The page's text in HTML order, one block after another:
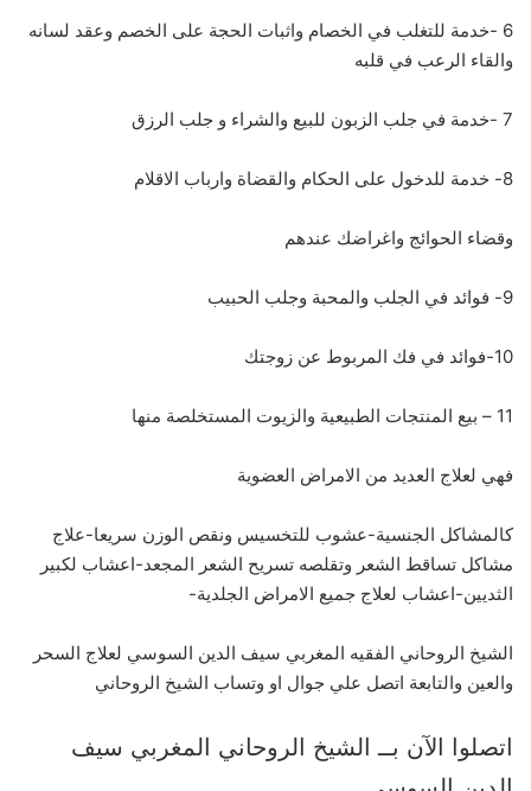
6 -خدمة للتغلب في الخصام واثبات الحجة على الخصم وعقد لسانه
والقاء الرعب في قلبه
7 -خدمة في جلب الزبون للبيع والشراء و جلب الرزق
8- خدمة للدخول على الحكام والقضاة وارباب الاقلام
وقضاء الحوائج واغراضك عندهم
9- فوائد في الجلب والمحبة وجلب الحبيب
10-فوائد في فك المربوط عن زوجتك
11 – بيع المنتجات الطبيعية والزيوت المستخلصة منها
فهي لعلاج العديد من الامراض العضوية
كالمشاكل الجنسية-عشوب للتخسيس ونقص الوزن سريعا-علاج
مشاكل تساقط الشعر وتقلصه تسريح الشعر المجعد-اعشاب لكبير
الثديين-اعشاب لعلاج جميع الامراض الجلدية-
الشيخ الروحاني الفقيه المغربي سيف الدين السوسي لعلاج السحر
والعين والتابعة اتصل علي جوال او وتساب الشيخ الروحاني
اتصلوا الآن بــ الشيخ الروحاني المغربي سيف